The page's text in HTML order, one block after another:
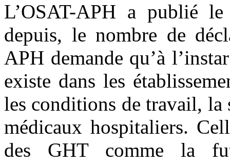
L’OSAT-APH a publié
depuis, le nombre de
APH demande qu’à
existe dans les
les conditions de travail, la
médicaux hospitaliers.
des GHT comme la